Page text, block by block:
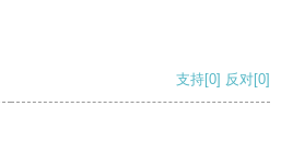
支持[0] 反对[0]